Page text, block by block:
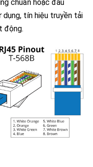
chuẩn hoặc đấu
tín hiệu truyền tải
động.